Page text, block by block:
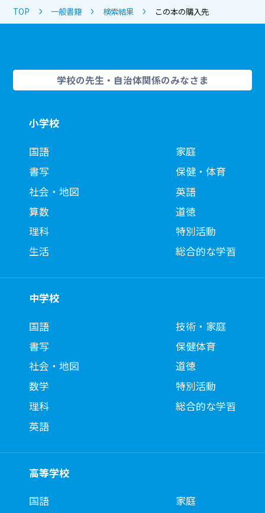
TOP 一般書籍 検索結果 この本の購入先
学校の先生・自治体関係のみなさま
小学校
国語
書写
社会・地図
算数
理科
生活
家庭
保健・体育
英語
道徳
特別活動
総合的な学習
中学校
国語
書写
社会・地図
数学
理科
英語
技術・家庭
保健体育
道徳
特別活動
総合的な学習
高等学校
国語
家庭